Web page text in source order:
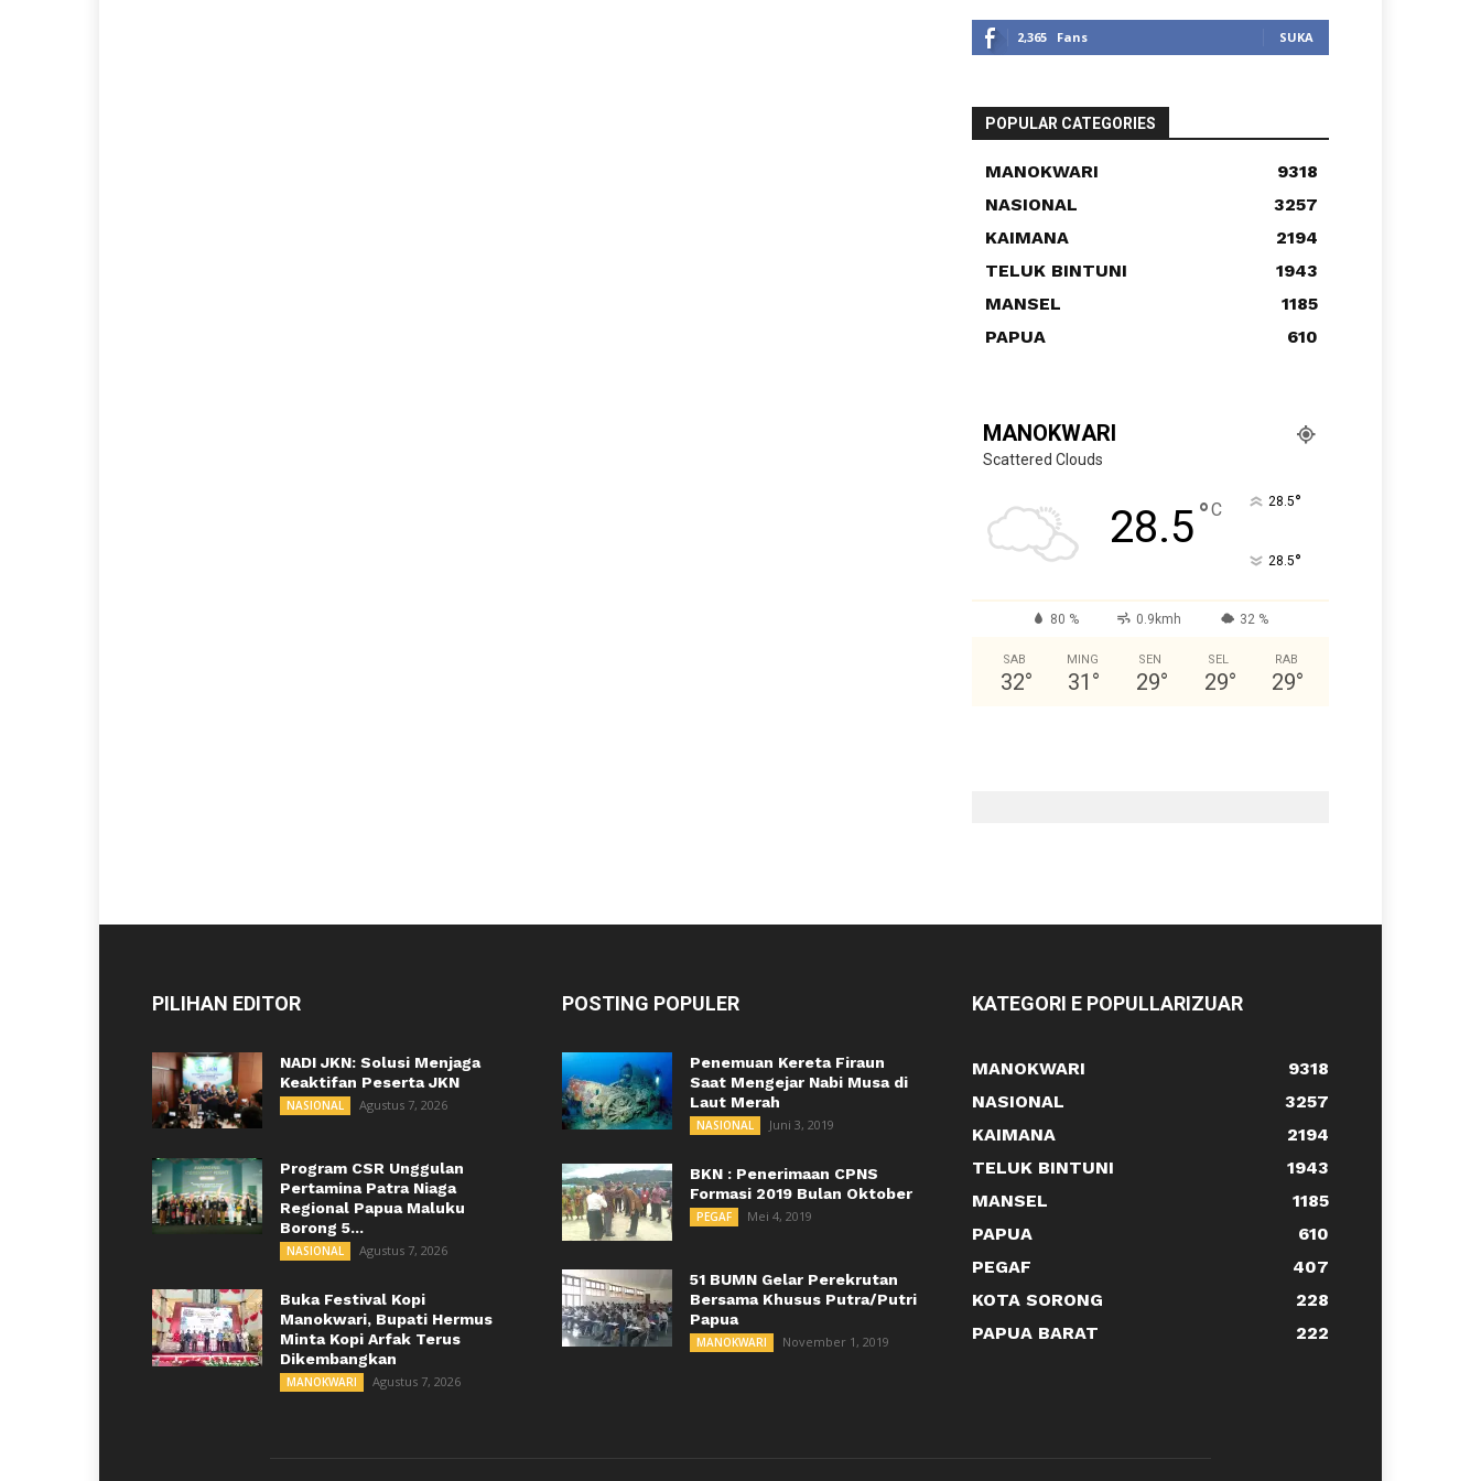
2,365 Fans SUKA
POPULAR CATEGORIES
MANOKWARI
9318
NASIONAL
3257
KAIMANA
2194
TELUK BINTUNI
1943
MANSEL
1185
PAPUA
610
MANOKWARI
Scattered Clouds
28.5°C 28.5°
28.5°
80 % 0.9kmh 32 %
SAB
32°
MING
31 °
SEN
29°
SEL
29°
RAB
29°
PILIHAN EDITOR
NADI JKN: Solusi Menjaga
Keaktifan Peserta JKN
NASIONAL Agustus 7, 2026
Program CSR Unggulan
Pertamina Patra Niaga
Regional Papua Maluku
Borong 5...
NASIONAL Agustus 7, 2026
Buka Festival Kopi
Manokwari, Bupati Hermus
Minta Kopi Arfak Terus
Dikembangkan
MANOKWARI Agustus 7, 2026
POSTING POPULER
Penemuan Kereta Firaun
Saat Mengejar Nabi Musa di
Laut Merah
NASIONAL Juni 3, 2019
BKN : Penerimaan CPNS
Formasi 2019 Bulan Oktober
PEGAF Mei 4, 2019
51 BUMN Gelar Perekrutan
Bersama Khusus Putra/Putri
Papua
MANOKWARI November 1, 2019
KATEGORI E POPULLARIZUAR
MANOKWARI
9318
NASIONAL
3257
KAIMANA
2194
TELUK BINTUNI
1943
MANSEL
1185
PAPUA
610
PEGAF
407
KOTA SORONG
228
PAPUA BARAT
222